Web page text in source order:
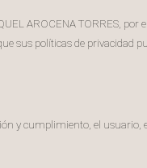
AROCENA TORRES, por
sus políticas de privacidad
y cumplimiento, el usuario,